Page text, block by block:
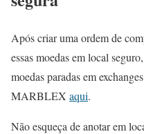
Após criar uma ordem de
essas moedas em local
moedas paradas em
MARBLEX aqui.
Não esqueça de anotar em